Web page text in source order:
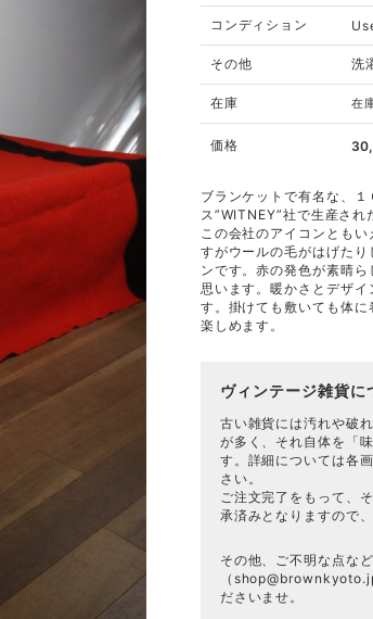
コンディション
その他 洗
在庫 在
価格
ブランケットで有名な、１
ス”WITNEY”社で生産さ
この会社のアイコンとも
すがウールの毛がはげた
ンです。赤の発色が素晴
思います。暖かさとデザ
す。掛けても敷いても体
楽しめます。
ヴィンテージ雑貨に
古い雑貨には汚れや破
が多く、それ自体を「
す。詳細については各
さい。
ご注文完了をもって、
承済みとなりますので
その他、ご不明な点な
（
ださいませ。